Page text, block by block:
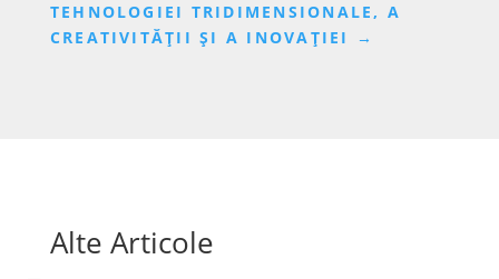
TEHNOLOGIEI TRIDIMENSIONALE, A
CREATIVITĂȚII ȘI A INOVAȚIEI
→
Alte Articole